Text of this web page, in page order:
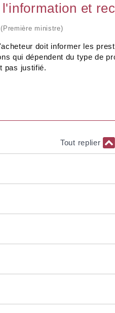
et
ministre)
doit informer les
qui dépendent du type de
pas justifié.
Tout replier